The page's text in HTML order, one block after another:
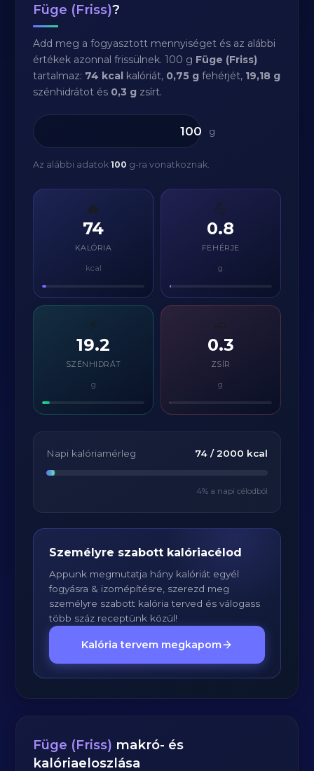
Füge (Friss)?
Add meg a fogyasztott mennyiséget és az alábbi
értékek azonnal frissülnek. 100 g Füge (Friss)
tartalmaz: 74 kcal kalóriát, 0,75 g fehérjét, 19,18 g
szénhidrátot és 0,3 g zsírt.
g
Az alábbi adatok100 g-ra vonatkoznak.
🔥
74
KALÓRIA
kcal
💪
0.8
FEHÉRJE
g
⚡
19.2
SZÉNHIDRÁT
g
0.3
ZSÍR
g
Napi kalóriamérleg 74/ 2000 kcal
4% a napi célodból
Személyre szabott kalóriacélod
Appunk megmutatja hány kalóriát egyél
fogyásra & izomépítésre, szerezd meg
személyre szabott kalória terved és válogass
több száz receptünk közül!
Kalória tervem megkapom
Füge (Friss) makró- és
kalóriaeloszlása